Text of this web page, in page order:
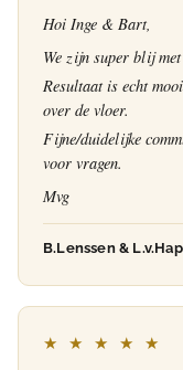
Hoi Inge & Bart,
We zijn super blij
Resultaat is echt
over de vloer.
Fijne/duidelijke
voor vragen.
Mvg
B.Lenssen &
★ ★ ★ ★ ★